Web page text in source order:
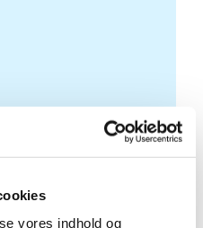
vores indhold og